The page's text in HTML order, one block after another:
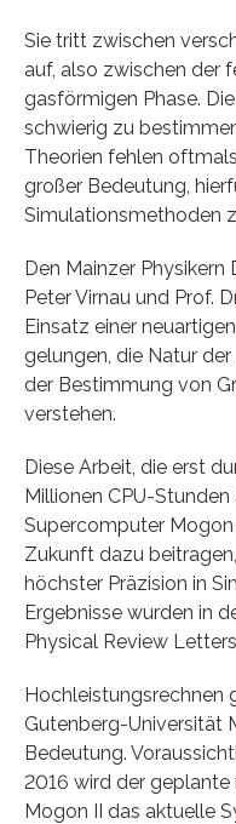
Sie tritt zwischen
auf, also zwischen der
gasförmigen Phase.
schwierig zu
Theorien fehlen
großer Bedeutung,
Simulationsmethoden
Den Mainzer Physikern
Peter Virnau und Prof.
Einsatz einer
gelungen, die Natur der
der Bestimmung von
verstehen.
Diese Arbeit, die erst
Millionen CPU-
Supercomputer
Zukunft dazu
höchster Präzision in
Ergebnisse wurden in
Physical Review
Hochleistungsrechnen
Gutenberg-Universität
Bedeutung.
2016 wird der
Mogon II das aktuelle